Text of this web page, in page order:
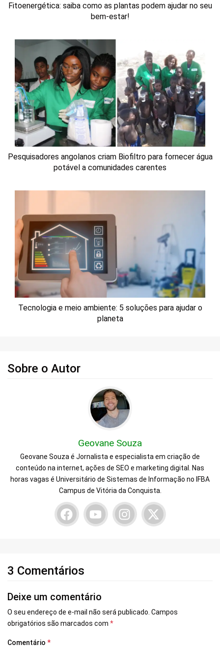
Fitoenergética: saiba como as plantas podem ajudar no seu
bem-estar!
Pesquisadores angolanos criam Biofiltro para fornecer água
potável a comunidades carentes
Tecnologia e meio ambiente: 5 soluções para ajudar o
planeta
Sobre o Autor
Geovane Souza
Geovane Souza é Jornalista e especialista em criação de
conteúdo na internet, ações de SEO e marketing digital. Nas
horas vagas é Universitário de Sistemas de Informação no IFBA
Campus de Vitória da Conquista.
3 Comentários
Deixe um comentário
O seu endereço de e-mail não será publicado. Campos
obrigatórios são marcados com *
Comentário *